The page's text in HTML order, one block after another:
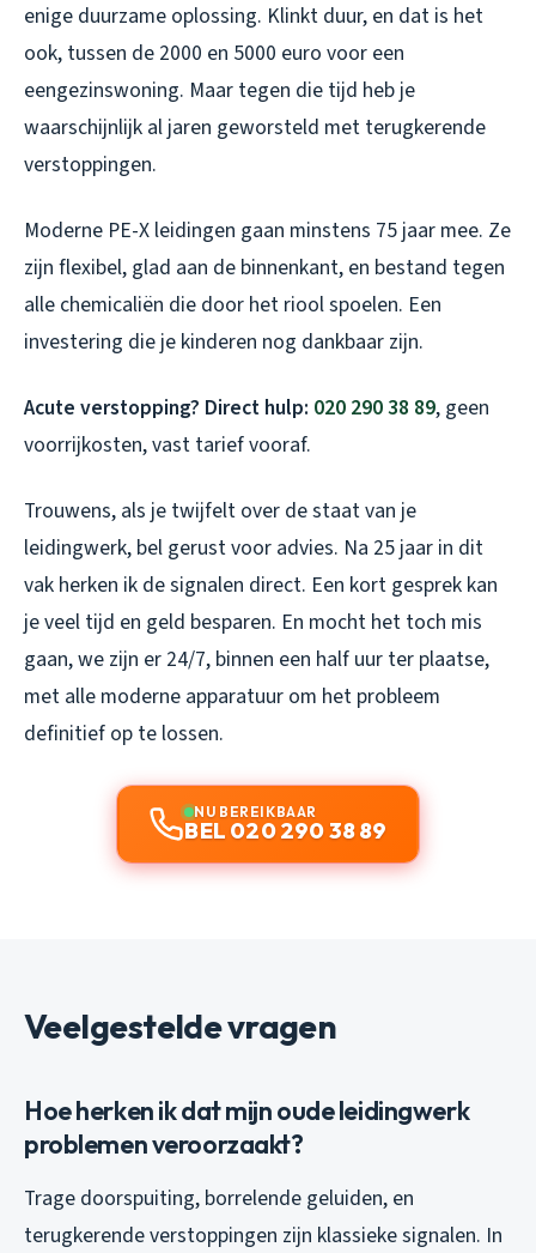
enige duurzame oplossing. Klinkt duur, en dat is het
ook, tussen de 2000 en 5000 euro voor een
eengezinswoning. Maar tegen die tijd heb je
waarschijnlijk al jaren geworsteld met terugkerende
verstoppingen.
Moderne PE-X leidingen gaan minstens 75 jaar mee. Ze
zijn flexibel, glad aan de binnenkant, en bestand tegen
alle chemicaliën die door het riool spoelen. Een
investering die je kinderen nog dankbaar zijn.
Acute verstopping? Direct hulp: 020 290 38 89, geen
voorrijkosten, vast tarief vooraf.
Trouwens, als je twijfelt over de staat van je
leidingwerk, bel gerust voor advies. Na 25 jaar in dit
vak herken ik de signalen direct. Een kort gesprek kan
je veel tijd en geld besparen. En mocht het toch mis
gaan, we zijn er 24/7, binnen een half uur ter plaatse,
met alle moderne apparatuur om het probleem
definitief op te lossen.
NU BEREIKBAAR
BEL 020 290 38 89
Veelgestelde vragen
Hoe herken ik dat mijn oude leidingwerk
problemen veroorzaakt?
Trage doorspuiting, borrelende geluiden, en
terugkerende verstoppingen zijn klassieke signalen. In